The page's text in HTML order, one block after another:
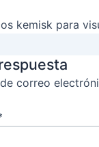
kemisk para
correo